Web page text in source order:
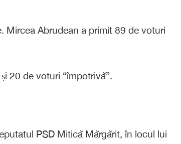
Mircea Abrudean a primit 89 de voturi
20 de voturi “împotrivă”.
PSD Mitică Mărgărit, în locul lui